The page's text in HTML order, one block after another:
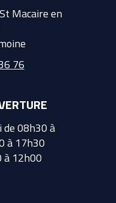
Macaire en
76
de 08h30 à
à 17h30
à 12h00